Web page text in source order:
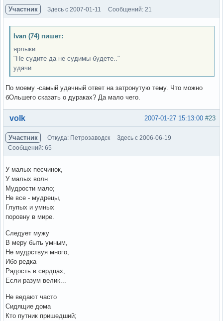
Участник Здесь с 2007-01-11 Сообщений: 21
Ivan (74) пишет:
ярлыки....
"Не судите да не судимы будете.."
удачи
По моему -самый удачный ответ на затронутую тему. Что можно
бОльшего сказать о дураках? Да мало чего.
Вне форума #23
2007-01-27 15:13:00
volk
Участник Откуда: Петрозаводск
Здесь с 2006-06-19
Сообщений: 65
У малых песчинок,
У малых волн
Мудрости мало;
Не все - мудрецы,
Глупых и умных
поровну в мире.
Следует мужу
В меру быть умным,
Не мудрствуя много,
Ибо редка
Радость в сердцах,
Если разум велик...
Не ведают часто
Сидящие дома
Кто путник пришедший;